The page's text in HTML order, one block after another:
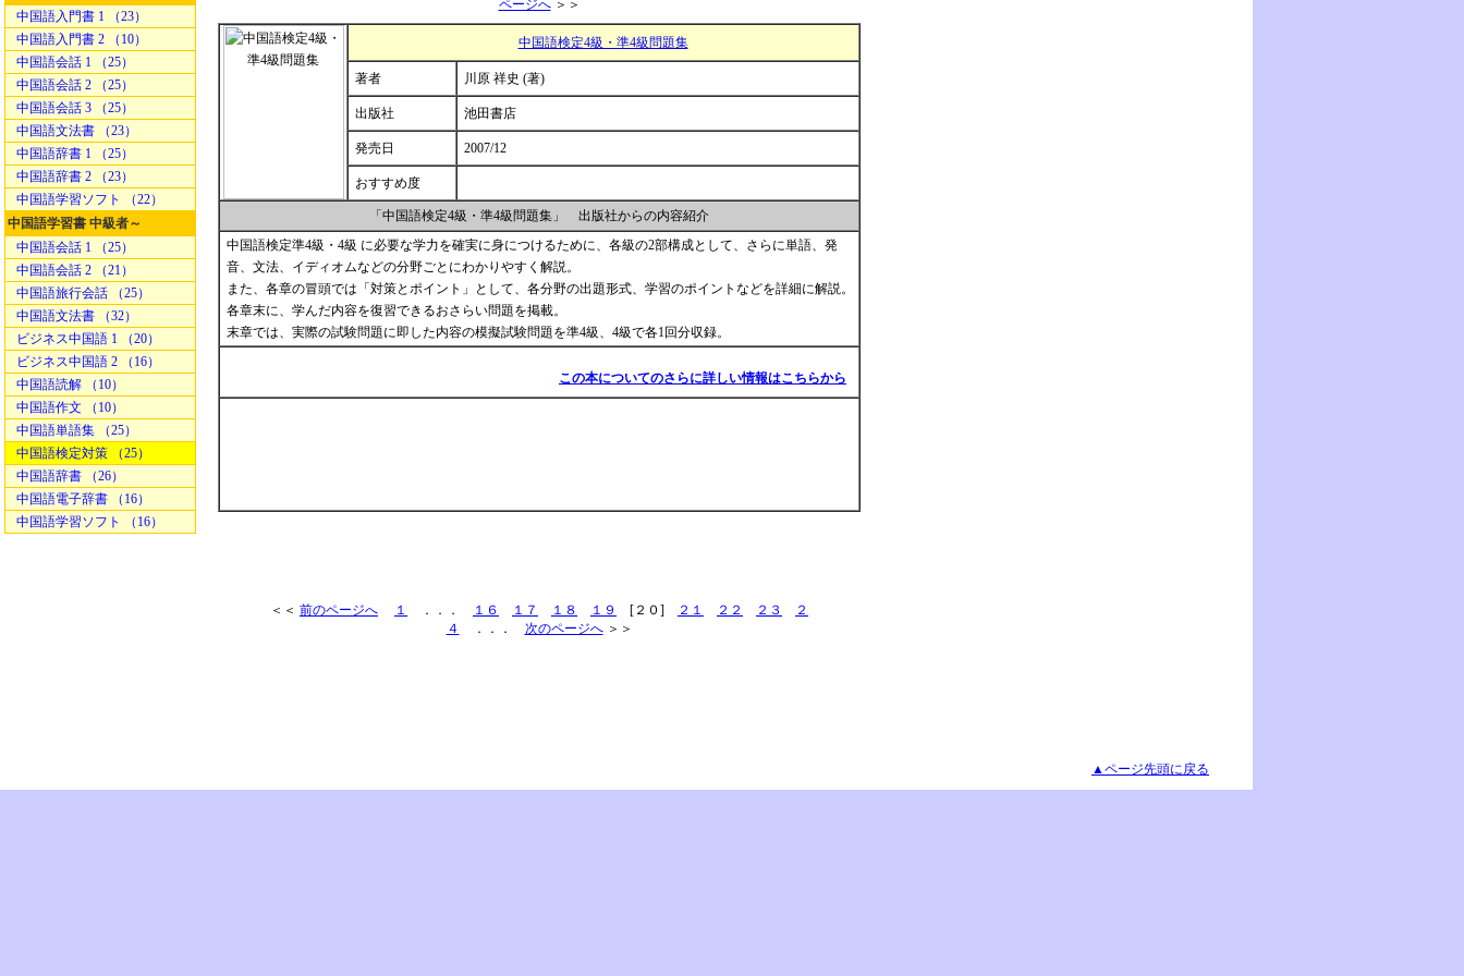
中国語入門書 1 （23）
中国語入門書 2 （10）
中国語会話 1 （25）
中国語会話 2 （25）
中国語会話 3 （25）
中国語文法書 （23）
中国語辞書 1 （25）
中国語辞書 2 （23）
中国語学習ソフト （22）
中国語学習書 中級者～
中国語会話 1 （25）
中国語会話 2 （21）
中国語旅行会話 （25）
中国語文法書 （32）
ビジネス中国語 1 （20）
ビジネス中国語 2 （16）
中国語読解 （10）
中国語作文 （10）
中国語単語集 （25）
中国語検定対策 （25）
中国語辞書 （26）
中国語電子辞書 （16）
中国語学習ソフト （16）
ページへ＞＞
中国語検定4級・準4級問題集
著者 川原 祥史 (著)
出版社 池田書店
発売日 2007/12
おすすめ度
「中国語検定4級・準4級問題集」 出版社からの内容紹介
中国語検定準4級・4級 に必要な学力を確実に身につけるために、各級の2部構成として、さらに単語、発
音、文法、イディオムなどの分野ごとにわかりやすく解説。
また、各章の冒頭では「対策とポイント」として、各分野の出題形式、学習のポイントなどを詳細に解説。
各章末に、学んだ内容を復習できるおさらい問題を掲載。
末章では、実際の試験問題に即した内容の模擬試験問題を準4級、4級で各1回分収録。
この本についてのさらに詳しい情報はこちらから
＜＜ 前のページへ １ ．．． １６ １７ １８ １９ [２０] ２１ ２２ ２３
２
４
．．． 次のページへ＞＞
▲ページ先頭に戻る